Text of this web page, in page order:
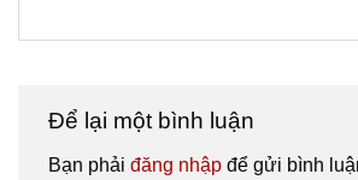
Để lại một bình luận
Bạn phải đăng nhập để gửi bình